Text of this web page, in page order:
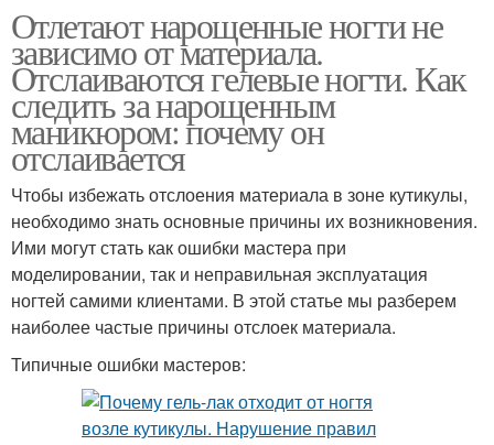
Отлетают нарощенные ногти не
зависимо от материала.
Отслаиваются гелевые ногти. Как
следить за нарощенным
маникюром: почему он
отслаивается
Чтобы избежать отслоения материала в зоне кутикулы,
необходимо знать основные причины их возникновения.
Ими могут стать как ошибки мастера при
моделировании, так и неправильная эксплуатация
ногтей самими клиентами. В этой статье мы разберем
наиболее частые причины отслоек материала.
Типичные ошибки мастеров: